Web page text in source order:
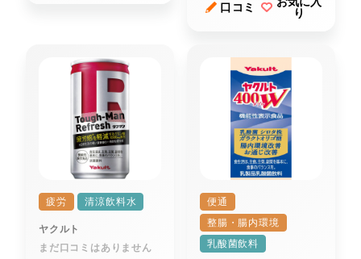
口コミ
り
疲労 清涼飲料水
ヤクルト
まだ口コミはありません
便通
整腸・腸内環境
乳酸菌飲料